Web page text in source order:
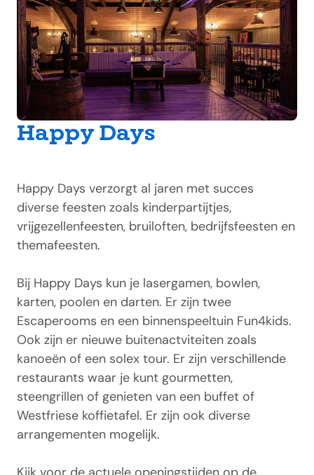
Happy Days
Happy Days verzorgt al jaren met succes
diverse feesten zoals kinderpartijtjes,
vrijgezellenfeesten, bruiloften, bedrijfsfeesten en
themafeesten.
Bij Happy Days kun je lasergamen, bowlen,
karten, poolen en darten. Er zijn twee
Escaperooms en een binnenspeeltuin Fun4kids.
Ook zijn er nieuwe buitenactviteiten zoals
kanoeën of een solex tour. Er zijn verschillende
restaurants waar je kunt gourmetten,
steengrillen of genieten van een buffet of
Westfriese koffietafel. Er zijn ook diverse
arrangementen mogelijk.